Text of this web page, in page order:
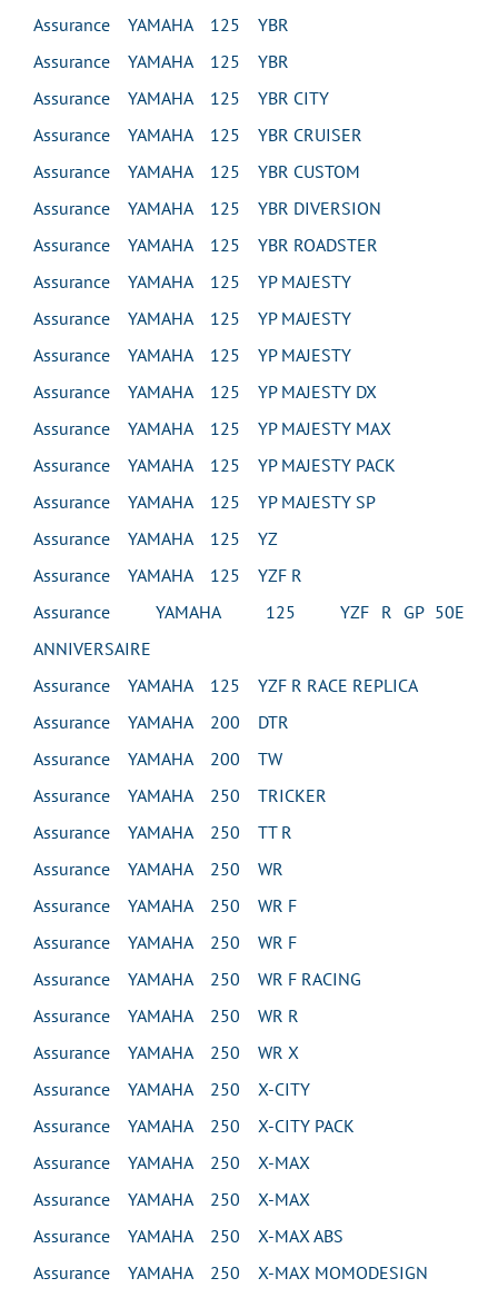
Assurance YAMAHA 125 YBR
Assurance YAMAHA 125 YBR
Assurance YAMAHA 125 YBR CITY
Assurance YAMAHA 125 YBR CRUISER
Assurance YAMAHA 125 YBR CUSTOM
Assurance YAMAHA 125 YBR DIVERSION
Assurance YAMAHA 125 YBR ROADSTER
Assurance YAMAHA 125 YP MAJESTY
Assurance YAMAHA 125 YP MAJESTY
Assurance YAMAHA 125 YP MAJESTY
Assurance YAMAHA 125 YP MAJESTY DX
Assurance YAMAHA 125 YP MAJESTY MAX
Assurance YAMAHA 125 YP MAJESTY PACK
Assurance YAMAHA 125 YP MAJESTY SP
Assurance YAMAHA 125 YZ
Assurance YAMAHA 125 YZF R
Assurance YAMAHA 125 YZF R GP 50E
ANNIVERSAIRE
Assurance YAMAHA 125 YZF R RACE REPLICA
Assurance YAMAHA 200 DTR
Assurance YAMAHA 200 TW
Assurance YAMAHA 250 TRICKER
Assurance YAMAHA 250 TT R
Assurance YAMAHA 250 WR
Assurance YAMAHA 250 WR F
Assurance YAMAHA 250 WR F
Assurance YAMAHA 250 WR F RACING
Assurance YAMAHA 250 WR R
Assurance YAMAHA 250 WR X
Assurance YAMAHA 250 X-CITY
Assurance YAMAHA 250 X-CITY PACK
Assurance YAMAHA 250 X-MAX
Assurance YAMAHA 250 X-MAX
Assurance YAMAHA 250 X-MAX ABS
Assurance YAMAHA 250 X-MAX MOMODESIGN